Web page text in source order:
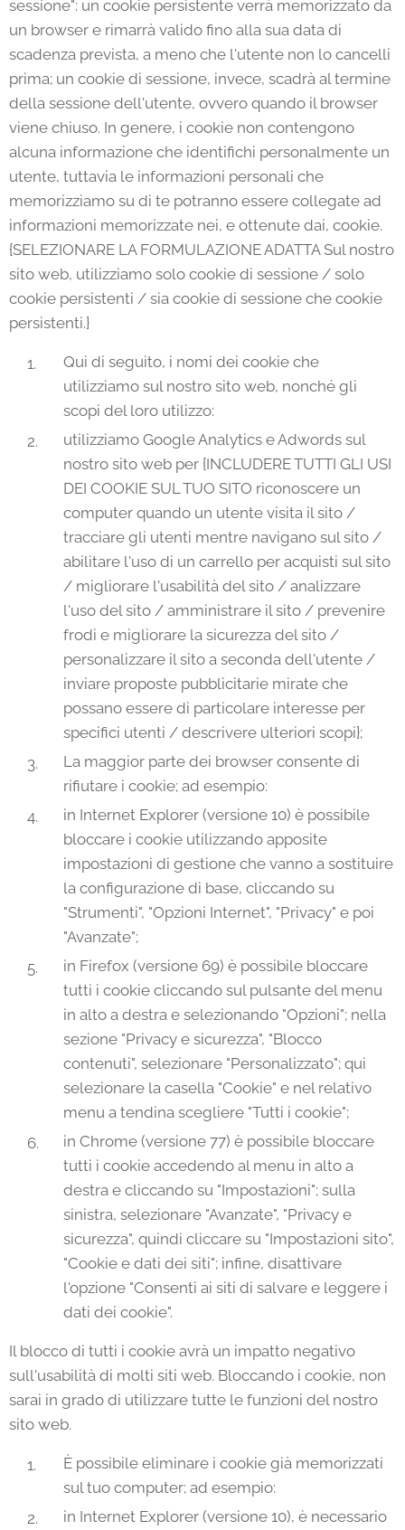
sessione": un cookie persistente verrà memorizzato da
un browser e rimarrà valido fino alla sua data di
scadenza prevista, a meno che l'utente non lo cancelli
prima; un cookie di sessione, invece, scadrà al termine
della sessione dell'utente, ovvero quando il browser
viene chiuso. In genere, i cookie non contengono
alcuna informazione che identifichi personalmente un
utente, tuttavia le informazioni personali che
memorizziamo su di te potranno essere collegate ad
informazioni memorizzate nei, e ottenute dai, cookie.
{SELEZIONARE LA FORMULAZIONE ADATTA Sul nostro
sito web, utilizziamo solo cookie di sessione / solo
cookie persistenti / sia cookie di sessione che cookie
persistenti.}
Qui di seguito, i nomi dei cookie che
utilizziamo sul nostro sito web, nonché gli
scopi del loro utilizzo:
utilizziamo Google Analytics e Adwords sul
nostro sito web per {INCLUDERE TUTTI GLI USI
DEI COOKIE SUL TUO SITO riconoscere un
computer quando un utente visita il sito /
tracciare gli utenti mentre navigano sul sito /
abilitare l'uso di un carrello per acquisti sul sito
/ migliorare l'usabilità del sito / analizzare
l'uso del sito / amministrare il sito / prevenire
frodi e migliorare la sicurezza del sito /
personalizzare il sito a seconda dell'utente /
inviare proposte pubblicitarie mirate che
possano essere di particolare interesse per
specifici utenti / descrivere ulteriori scopi};
La maggior parte dei browser consente di
rifiutare i cookie; ad esempio:
in Internet Explorer (versione 10) è possibile
bloccare i cookie utilizzando apposite
impostazioni di gestione che vanno a sostituire
la configurazione di base, cliccando su
"Strumenti", "Opzioni Internet", "Privacy" e poi
"Avanzate";
in Firefox (versione 69) è possibile bloccare
tutti i cookie cliccando sul pulsante del menu
in alto a destra e selezionando "Opzioni"; nella
sezione "Privacy e sicurezza", "Blocco
contenuti", selezionare "Personalizzato"; qui
selezionare la casella "Cookie" e nel relativo
menu a tendina scegliere "Tutti i cookie";
in Chrome (versione 77) è possibile bloccare
tutti i cookie accedendo al menu in alto a
destra e cliccando su "Impostazioni"; sulla
sinistra, selezionare "Avanzate", "Privacy e
sicurezza", quindi cliccare su "Impostazioni sito",
"Cookie e dati dei siti"; infine, disattivare
l'opzione "Consenti ai siti di salvare e leggere i
dati dei cookie".
Il blocco di tutti i cookie avrà un impatto negativo
sull'usabilità di molti siti web. Bloccando i cookie, non
sarai in grado di utilizzare tutte le funzioni del nostro
sito web.
È possibile eliminare i cookie già memorizzati
sul tuo computer; ad esempio:
in Internet Explorer (versione 10), è necessario